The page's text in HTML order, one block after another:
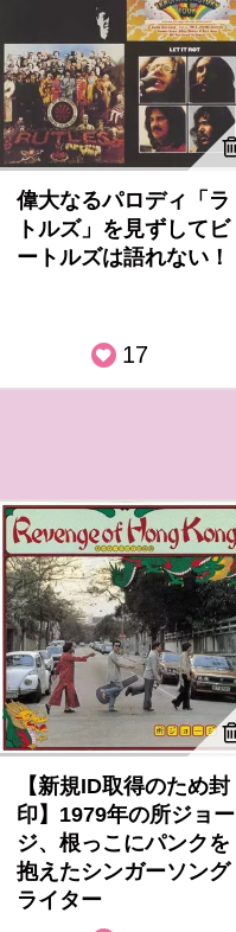
偉大なるパロディ「ラ
トルズ」を見ずしてビ
ートルズは語れない！
17
【新規ID取得のため封
印】1979年の所ジョー
ジ、根っこにパンクを
抱えたシンガーソング
ライター